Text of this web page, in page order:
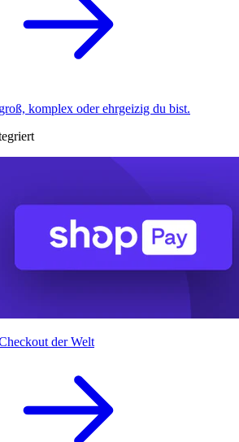
komplex oder ehrgeizig du bist.
der Welt